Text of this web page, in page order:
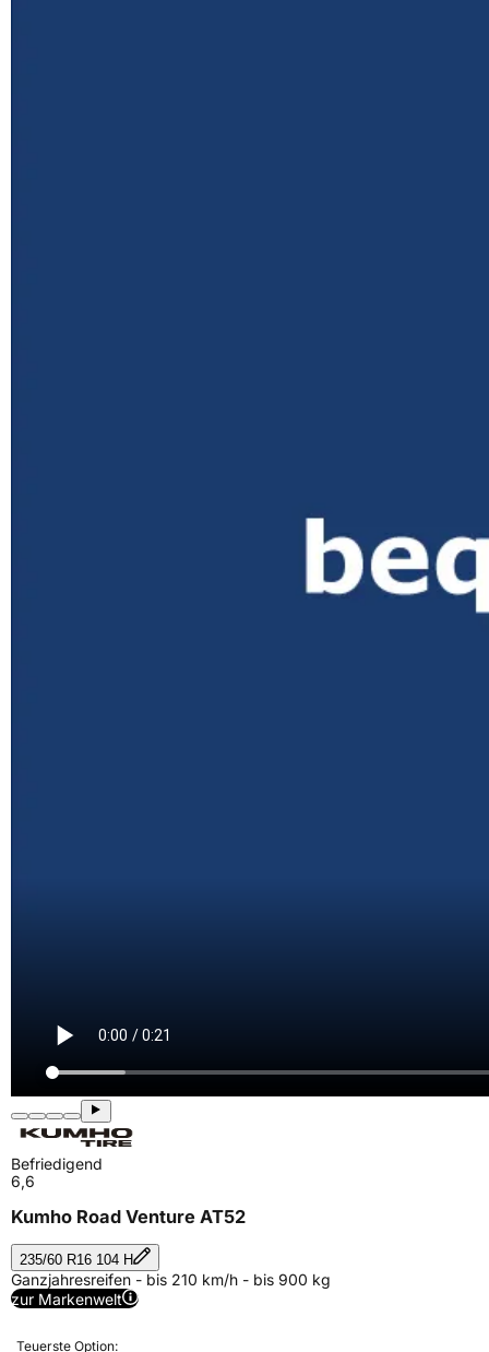
Befriedigend
6,6
Kumho Road Venture AT52
235/60 R16 104 H
Ganzjahresreifen - bis 210 km/h - bis 900 kg
zur Markenwelt
Teuerste Option: